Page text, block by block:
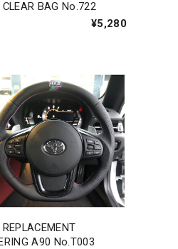
CLEAR BAG No.722
¥5,280
A90 No.T003